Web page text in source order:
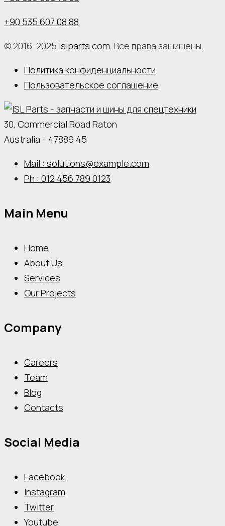
+90 535 607 08 88
© 2016-2025 Islparts.com Все права защищены.
Политика конфиденциальности
Пользовательское соглашение
30, Commercial Road Raton
Australia - 47889 45
Mail : solutions@example.com
Ph : 012 456 789 0123
Main Menu
Home
About Us
Services
Our Projects
Company
Careers
Team
Blog
Contacts
Social Media
Facebook
Instagram
Twitter
Youtube